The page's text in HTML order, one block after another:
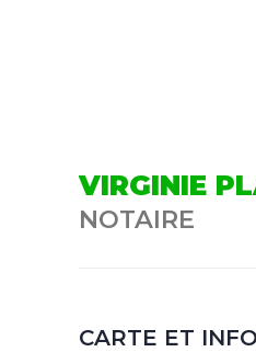
VIRGINIE
NOTAIRE
CARTE ET